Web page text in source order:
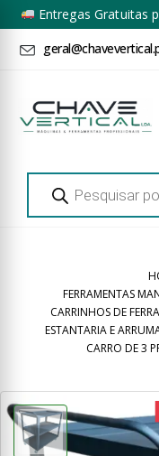
Entregas Gratuitas
Products
search
FERRAMENTAS
CARRINHOS DE
ESTANTARIA E
CARRO DE 3